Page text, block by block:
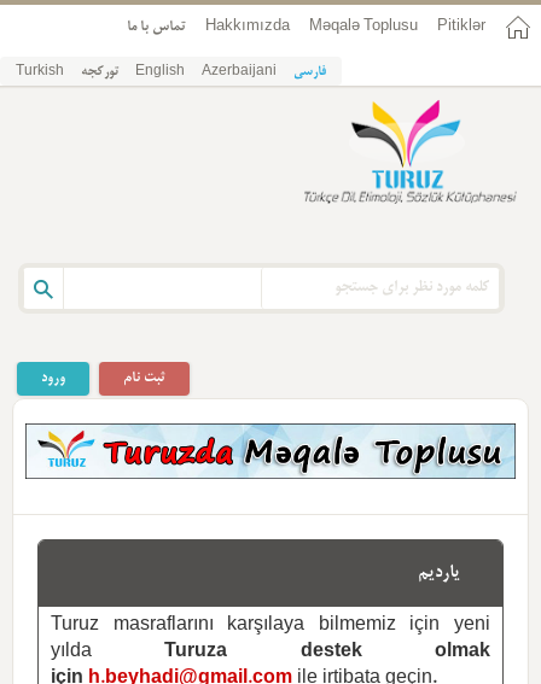
Pitiklər
Məqalə Toplusu
Hakkımızda تماس با ما
فارسی Azerbaijani
English تورکجه Turkish
ورود ثبت نام
یاردیم
Turuz masraflarını karşılaya bilmemiz için yeni
yılda
Turuza destek olmak
için h.beyhadi@gmail.com ile irtibata geçin.